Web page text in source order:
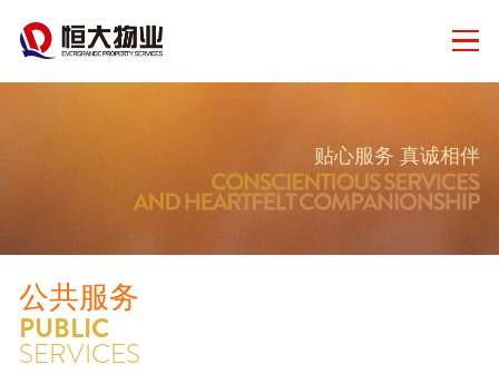
贴心服务 真诚相伴
公共服务
PUBLIC
SERVICES